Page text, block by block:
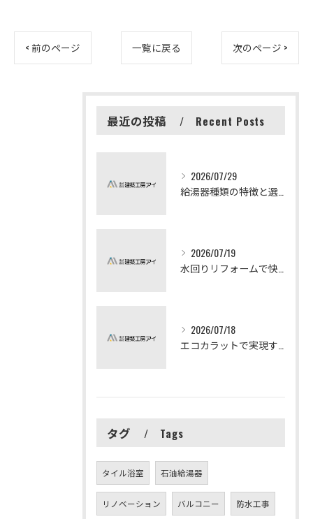
< 前のページ 一覧に戻る 次のページ >
最近の投稿 Recent Posts
2026/07/29
2026/07/19
2026/07/18
タグ Tags
タイル浴室 石油給湯器
リノベーション バルコニー 防水工事